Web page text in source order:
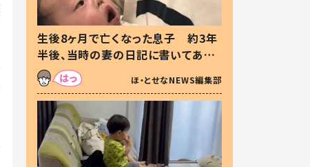
生後8ヶ月で亡くなった息子 約3年
半後、当時の妻の日記に書いてあっ
た本音とは
ほ・とせなNEWS編集部